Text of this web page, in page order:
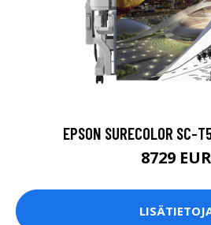
EPSON SURECOLOR SC-
8729 EUR